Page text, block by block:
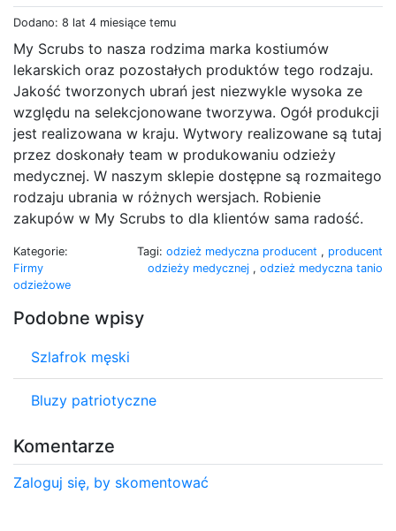
Dodano: 8 lat 4 miesiące temu
My Scrubs to nasza rodzima marka kostiumów
lekarskich oraz pozostałych produktów tego rodzaju.
Jakość tworzonych ubrań jest niezwykle wysoka ze
względu na selekcjonowane tworzywa. Ogół produkcji
jest realizowana w kraju. Wytwory realizowane są tutaj
przez doskonały team w produkowaniu odzieży
medycznej. W naszym sklepie dostępne są rozmaitego
rodzaju ubrania w różnych wersjach. Robienie
zakupów w My Scrubs to dla klientów sama radość.
Kategorie:
Firmy
odzieżowe
Tagi: odzież medyczna producent , producent
odzieży medycznej , odzież medyczna tanio
Podobne wpisy
Szlafrok męski
Bluzy patriotyczne
Komentarze
Zaloguj się, by skomentować